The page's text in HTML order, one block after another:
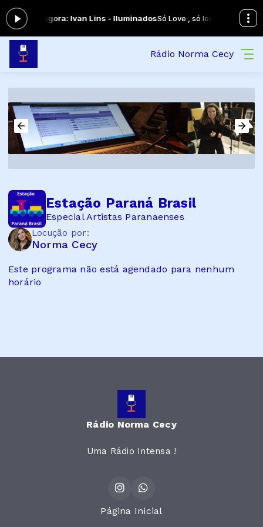
Tocando agora: Ivan Lins - IluminadosSó Love , só love... das
Rádio Norma Cecy
Estação Paraná Brasil
Especial Artistas Paranaenses
Locução por:
Norma Cecy
Este programa não está agendado para nenhum
horário
Rádio Norma Cecy
Uma Rádio Intensa !
Página Inicial